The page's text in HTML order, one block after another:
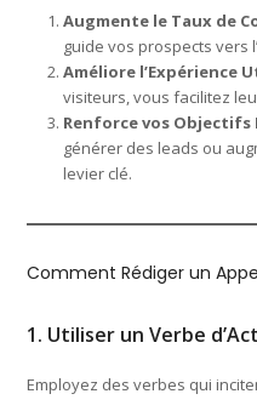
Augmente le Taux de
guide vos prospects vers
Améliore l’Expérience
visiteurs, vous facilitez
Renforce vos
générer des leads ou
levier clé.
Comment Rédiger un
1. Utiliser un Verbe
Employez des verbes qui